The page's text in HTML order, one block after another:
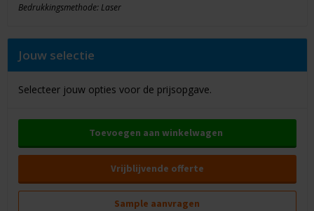
Bedrukkingsmethode: Laser
Jouw selectie
Selecteer jouw opties voor de prijsopgave.
Toevoegen aan winkelwagen
Vrijblijvende offerte
Sample aanvragen